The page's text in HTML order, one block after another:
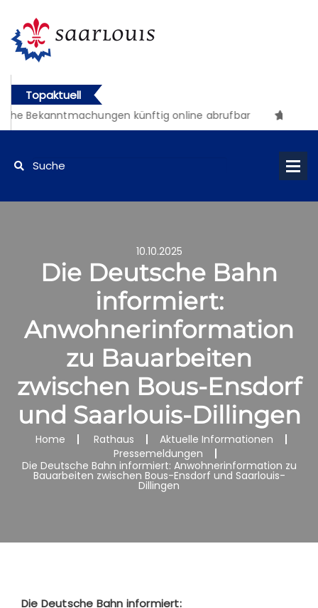
Topaktuell
Bekanntmachungen künftig online abrufbar
10.10.2025
Die Deutsche Bahn
informiert:
Anwohnerinformation
zu Bauarbeiten
zwischen Bous-Ensdorf
und Saarlouis-Dillingen
Home Rathaus
Aktuelle Informationen
Pressemeldungen
Die Deutsche Bahn informiert: Anwohnerinformation zu
Bauarbeiten zwischen Bous-Ensdorf und Saarlouis-
Dillingen
Die Deutsche Bahn informiert: